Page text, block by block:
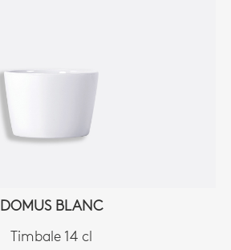
DOMUS BLANC
Timbale 14 cl